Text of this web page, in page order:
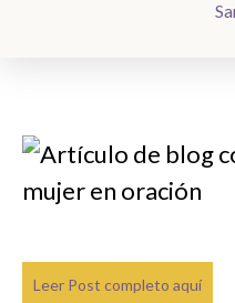
Leer Post completo aquí